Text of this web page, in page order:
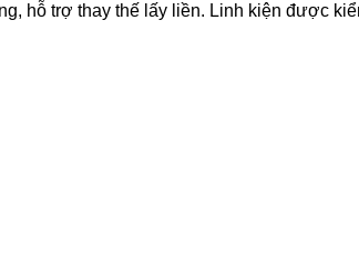
hỗ trợ thay thế lấy liền. Linh kiện được